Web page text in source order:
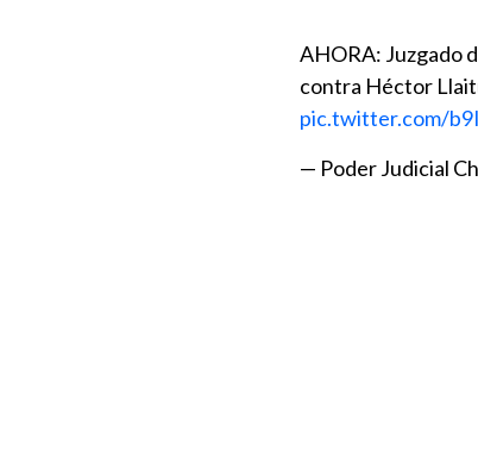
AHORA: Juzgado
contra Héctor
pic.twitter.com/
— Poder Judicial